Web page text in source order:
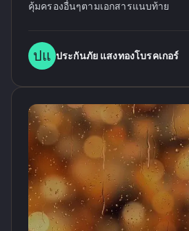
คุ้มครองอื่นๆตามเอกสารแนบท้าย
ปแ ประกันภัย แสงทองโบรคเกอร์